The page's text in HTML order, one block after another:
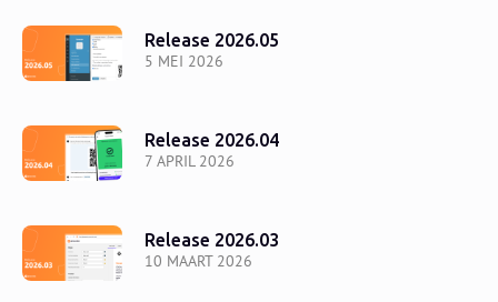
5 MEI 2026
Release 2026.05
7 APRIL 2026
Release 2026.04
10 MAART 2026
Release 2026.03